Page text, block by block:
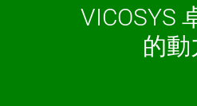
VICOSYS
的動